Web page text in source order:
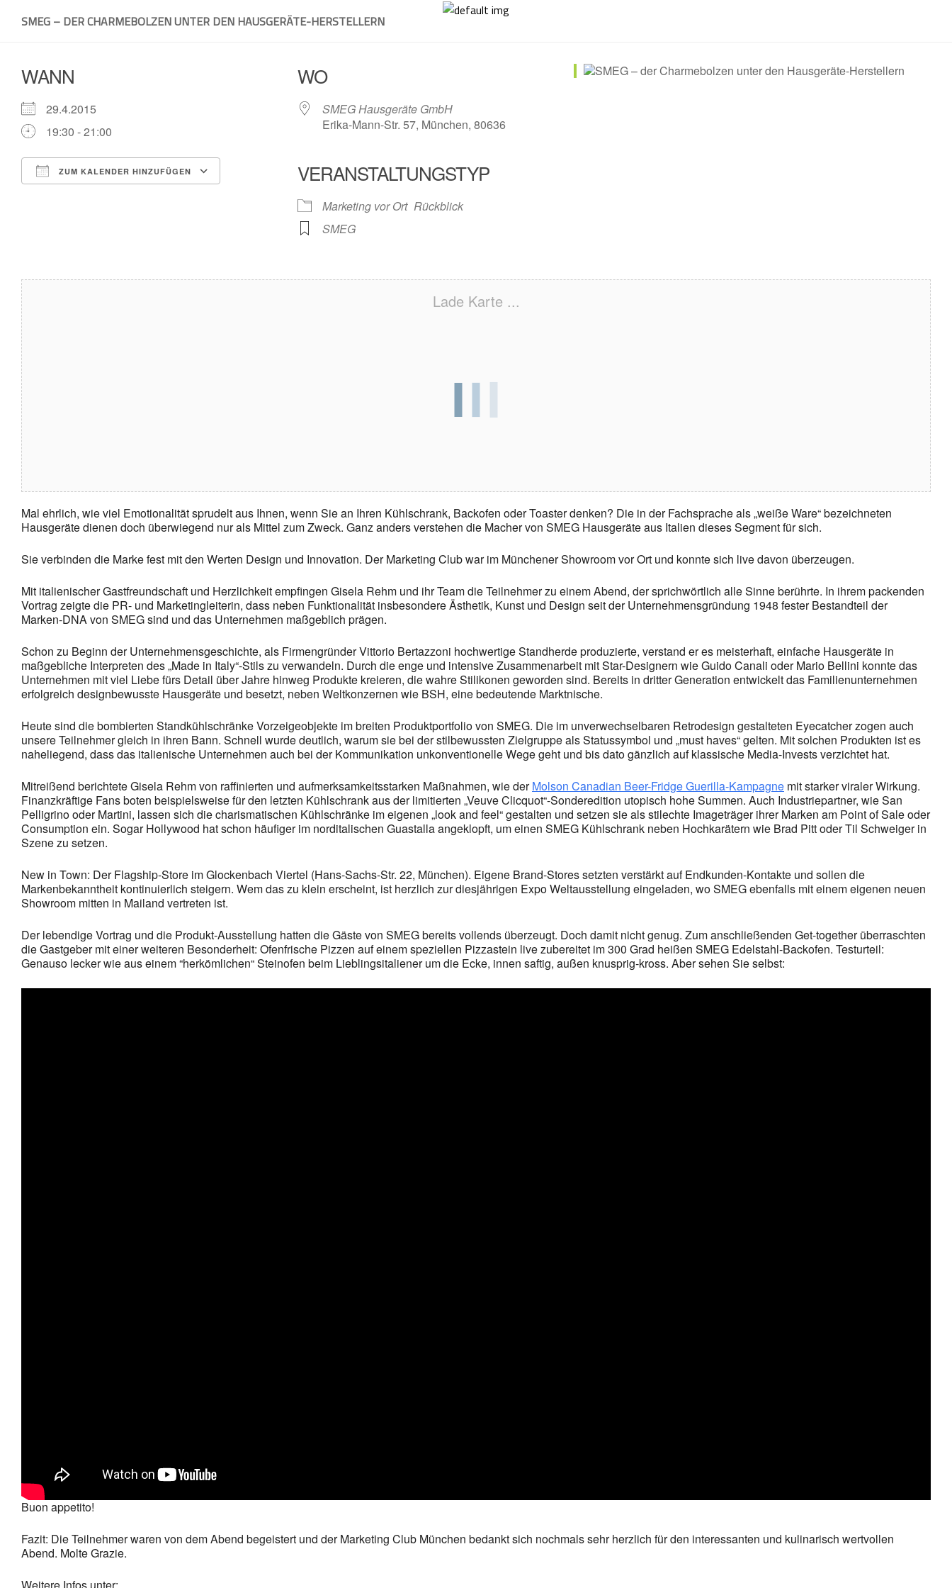
SMEG – DER CHARMEBOLZEN UNTER DEN HAUSGERÄTE-HERSTELLERN
WANN
29.4.2015
19:30 - 21:00
ZUM KALENDER HINZUFÜGEN
WO
SMEG Hausgeräte GmbH
Erika-Mann-Str. 57, München, 80636
VERANSTALTUNGSTYP
Marketing vor Ort Rückblick
SMEG
Lade Karte ...
Mal ehrlich, wie viel Emotionalität sprudelt aus Ihnen, wenn Sie an Ihren Kühlschrank, Backofen oder Toaster denken? Die in der Fachsprache als „weiße Ware“ bezeichneten
Hausgeräte dienen doch überwiegend nur als Mittel zum Zweck. Ganz anders verstehen die Macher von SMEG Hausgeräte aus Italien dieses Segment für sich.
Sie verbinden die Marke fest mit den Werten Design und Innovation. Der Marketing Club war im Münchener Showroom vor Ort und konnte sich live davon überzeugen.
Mit italienischer Gastfreundschaft und Herzlichkeit empfingen Gisela Rehm und ihr Team die Teilnehmer zu einem Abend, der sprichwörtlich alle Sinne berührte. In ihrem packenden
Vortrag zeigte die PR- und Marketingleiterin, dass neben Funktionalität insbesondere Ästhetik, Kunst und Design seit der Unternehmensgründung 1948 fester Bestandteil der
Marken-DNA von SMEG sind und das Unternehmen maßgeblich prägen.
Schon zu Beginn der Unternehmensgeschichte, als Firmengründer Vittorio Bertazzoni hochwertige Standherde produzierte, verstand er es meisterhaft, einfache Hausgeräte in
maßgebliche Interpreten des „Made in Italy“-Stils zu verwandeln. Durch die enge und intensive Zusammenarbeit mit Star-Designern wie Guido Canali oder Mario Bellini konnte das
Unternehmen mit viel Liebe fürs Detail über Jahre hinweg Produkte kreieren, die wahre Stilikonen geworden sind. Bereits in dritter Generation entwickelt das Familienunternehmen
erfolgreich designbewusste Hausgeräte und besetzt, neben Weltkonzernen wie BSH, eine bedeutende Marktnische.
Heute sind die bombierten Standkühlschränke Vorzeigeobjekte im breiten Produktportfolio von SMEG. Die im unverwechselbaren Retrodesign gestalteten Eyecatcher zogen auch
unsere Teilnehmer gleich in ihren Bann. Schnell wurde deutlich, warum sie bei der stilbewussten Zielgruppe als Statussymbol und „must haves“ gelten. Mit solchen Produkten ist es
naheliegend, dass das italienische Unternehmen auch bei der Kommunikation unkonventionelle Wege geht und bis dato gänzlich auf klassische Media-Invests verzichtet hat.
Mitreißend berichtete Gisela Rehm von raffinierten und aufmerksamkeitsstarken Maßnahmen, wie derMolson Canadian Beer-Fridge Guerilla-Kampagne mit starker viraler Wirkung.
Finanzkräftige Fans boten beispielsweise für den letzten Kühlschrank aus der limitierten „Veuve Clicquot“-Sonderedition utopisch hohe Summen. Auch Industriepartner, wie San
Pelligrino oder Martini, lassen sich die charismatischen Kühlschränke im eigenen „look and feel“ gestalten und setzen sie als stilechte Imageträger ihrer Marken am Point of Sale oder
Consumption ein. Sogar Hollywood hat schon häufiger im norditalischen Guastalla angeklopft, um einen SMEG Kühlschrank neben Hochkarätern wie Brad Pitt oder Til Schweiger in
Szene zu setzen.
New in Town: Der Flagship-Store im Glockenbach Viertel (Hans-Sachs-Str. 22, München). Eigene Brand-Stores setzten verstärkt auf Endkunden-Kontakte und sollen die
Markenbekanntheit kontinuierlich steigern. Wem das zu klein erscheint, ist herzlich zur diesjährigen Expo Weltausstellung eingeladen, wo SMEG ebenfalls mit einem eigenen neuen
Showroom mitten in Mailand vertreten ist.
Der lebendige Vortrag und die Produkt-Ausstellung hatten die Gäste von SMEG bereits vollends überzeugt. Doch damit nicht genug. Zum anschließenden Get-together überraschten
die Gastgeber mit einer weiteren Besonderheit: Ofenfrische Pizzen auf einem speziellen Pizzastein live zubereitet im 300 Grad heißen SMEG Edelstahl-Backofen. Testurteil:
Genauso lecker wie aus einem “herkömlichen“ Steinofen beim Lieblingsitaliener um die Ecke, innen saftig, außen knusprig-kross. Aber sehen Sie selbst:
Buon appetito!
Fazit: Die Teilnehmer waren von dem Abend begeistert und der Marketing Club München bedankt sich nochmals sehr herzlich für den interessanten und kulinarisch wertvollen
Abend. Molte Grazie.